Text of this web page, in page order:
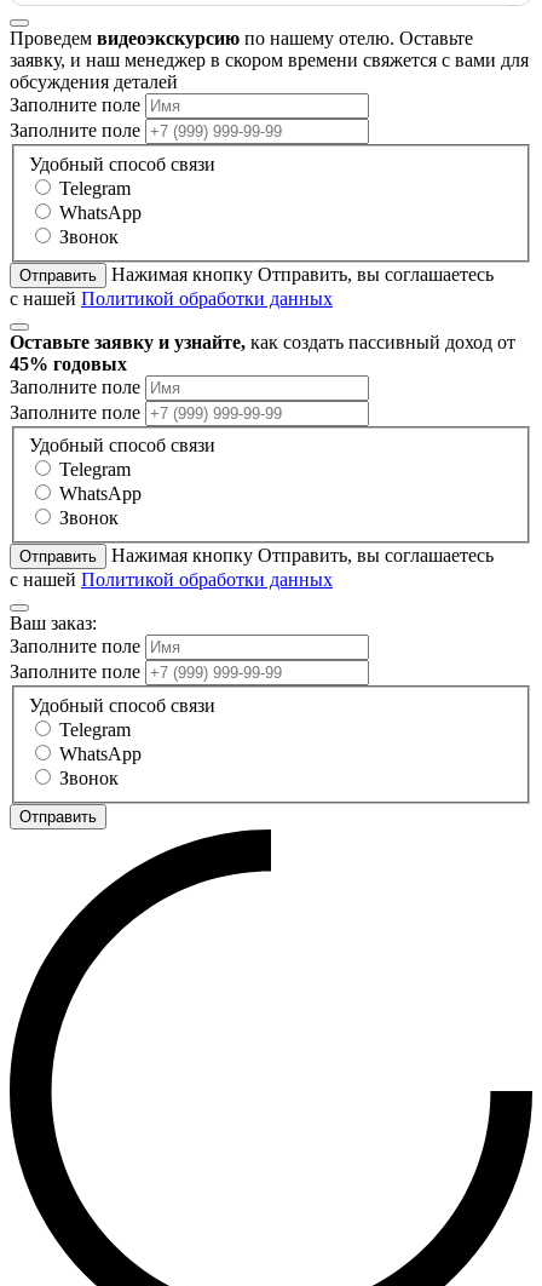
Проведем видеоэкскурсию по нашему отелю. Оставьте
заявку, и наш менеджер в скором времени свяжется с вами для
обсуждения деталей
Заполните поле
Заполните поле
Удобный способ связи
Telegram
WhatsApp
Звонок
Отправить
Нажимая кнопку Отправить, вы соглашаетесь
с нашей Политикой обработки данных
Оставьте заявку и узнайте, как создать пассивный доход от
45% годовых
Заполните поле
Заполните поле
Удобный способ связи
Telegram
WhatsApp
Звонок
Отправить
Нажимая кнопку Отправить, вы соглашаетесь
с нашей Политикой обработки данных
Ваш заказ:
Заполните поле
Заполните поле
Удобный способ связи
Telegram
WhatsApp
Звонок
Отправить